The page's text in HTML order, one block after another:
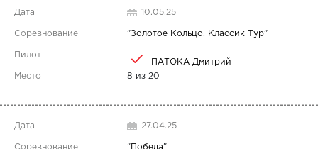
10.05.25
"Золотое Кольцо. Классик Тур"
ПАТОКА Дмитрий
8 из 20
27.04.25
" Победа"